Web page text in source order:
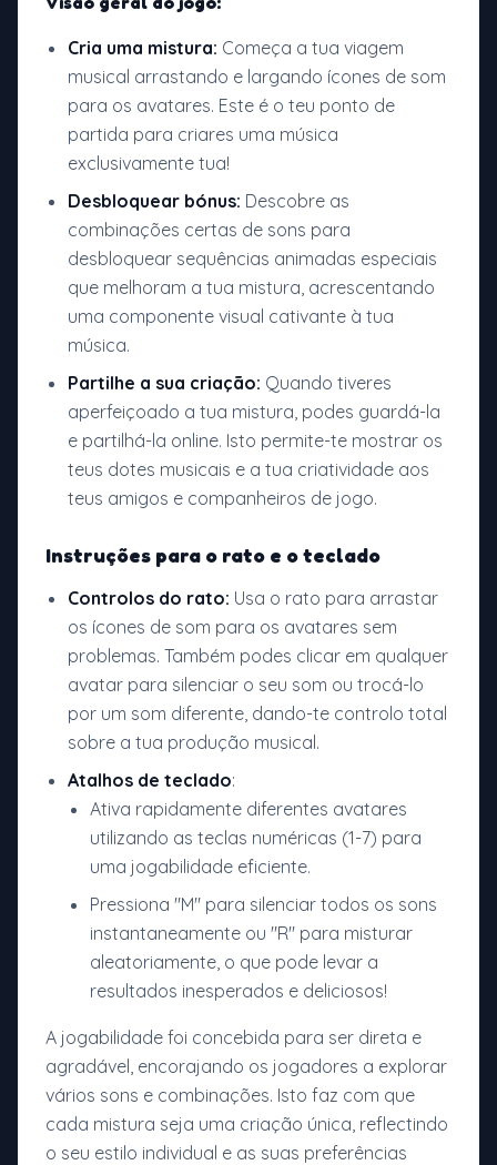
Cria uma mistura: Começa a tua viagem
musical arrastando e largando ícones de som
para os avatares. Este é o teu ponto de
partida para criares uma música
exclusivamente tua!
Desbloquear bónus: Descobre as
combinações certas de sons para
desbloquear sequências animadas especiais
que melhoram a tua mistura, acrescentando
uma componente visual cativante à tua
música.
Partilhe a sua criação: Quando tiveres
aperfeiçoado a tua mistura, podes guardá-la
e partilhá-la online. Isto permite-te mostrar os
teus dotes musicais e a tua criatividade aos
teus amigos e companheiros de jogo.
Instruções para o rato e o teclado
Controlos do rato: Usa o rato para arrastar
os ícones de som para os avatares sem
problemas. Também podes clicar em qualquer
avatar para silenciar o seu som ou trocá-lo
por um som diferente, dando-te controlo total
sobre a tua produção musical.
Atalhos de teclado:
Ativa rapidamente diferentes avatares
utilizando as teclas numéricas (1-7) para
uma jogabilidade eficiente.
Pressiona "M" para silenciar todos os sons
instantaneamente ou "R" para misturar
aleatoriamente, o que pode levar a
resultados inesperados e deliciosos!
A jogabilidade foi concebida para ser direta e
agradável, encorajando os jogadores a explorar
vários sons e combinações. Isto faz com que
cada mistura seja uma criação única, reflectindo
o seu estilo individual e as suas preferências